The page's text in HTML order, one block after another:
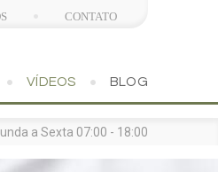
CONTATO
BLOG
VÍDEOS
a Sexta 07:00 - 18:00